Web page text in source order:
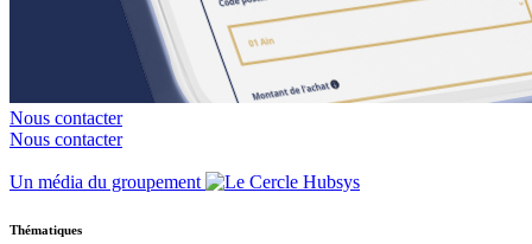
Nous contacter
Nous contacter
Un média du groupement
Thématiques